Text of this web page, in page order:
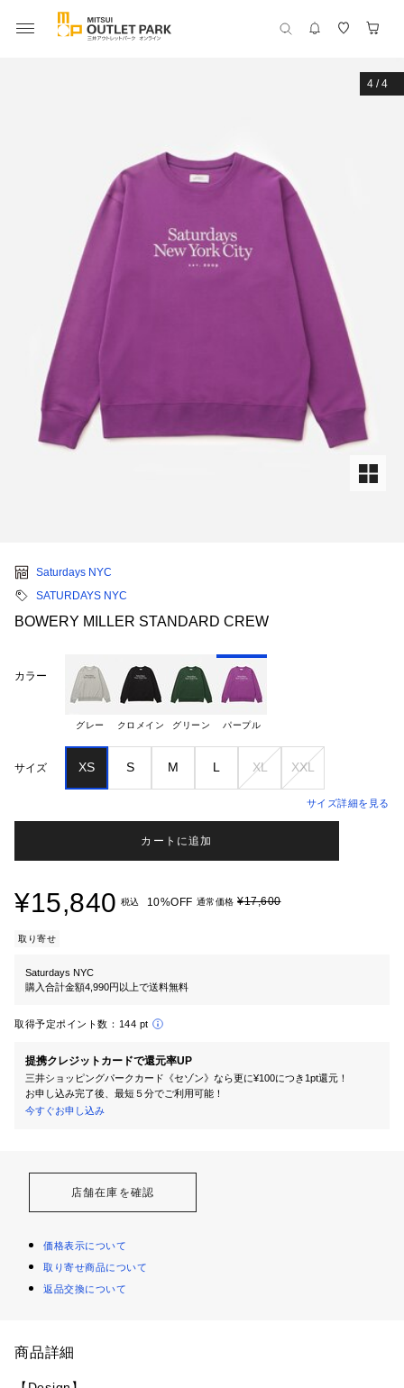
4 /4
Saturdays NYC
SATURDAYS NYC
BOWERY MILLER STANDARD CREW
カラー
グレー クロメイン グリーン パープル
サイズ XS S M L XL XXL
サイズ詳細を見る
カートに追加
¥15,840 税込 10%OFF 通常価格 ¥17,600
取り寄せ
Saturdays NYC
購入合計金額4,990円以上で送料無料
取得予定ポイント数： 144 pt
提携クレジットカードで還元率UP
三井ショッピングパークカード《セゾン》なら更に¥100につき1pt還元！
お申し込み完了後、最短５分でご利用可能！
今すぐお申し込み
店舗在庫を確認
価格表示について
取り寄せ商品について
返品交換について
商品詳細